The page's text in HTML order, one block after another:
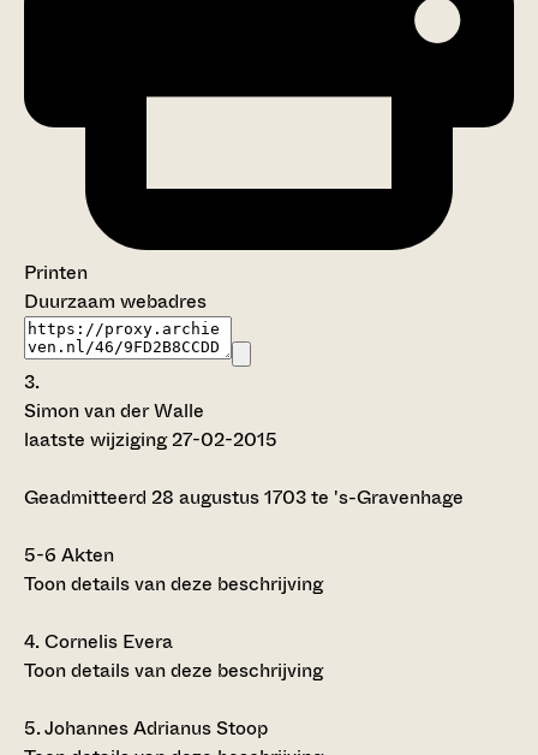
Printen
Duurzaam webadres
3.
Simon van der Walle
laatste wijziging 27-02-2015
Geadmitteerd 28 augustus 1703 te 's-Gravenhage
5-6 Akten
Toon details van deze beschrijving
4.Cornelis Evera
Toon details van deze beschrijving
5.Johannes Adrianus Stoop